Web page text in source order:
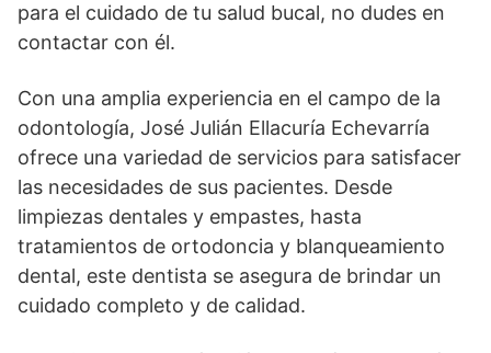
para el cuidado de tu salud bucal, no dudes en
contactar con él.
Con una amplia experiencia en el campo de la
odontología, José Julián Ellacuría Echevarría
ofrece una variedad de servicios para satisfacer
las necesidades de sus pacientes. Desde
limpiezas dentales y empastes, hasta
tratamientos de ortodoncia y blanqueamiento
dental, este dentista se asegura de brindar un
cuidado completo y de calidad.